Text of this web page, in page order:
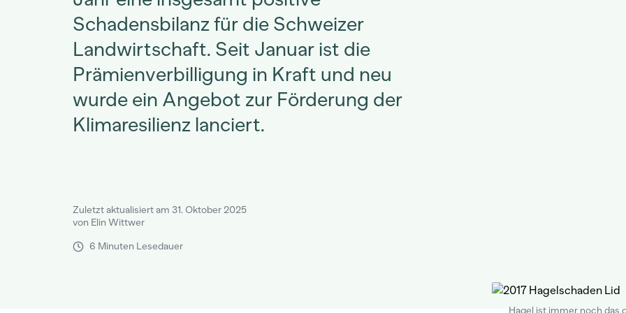
Schadensbilanz für die Schweizer
Landwirtschaft. Seit Januar ist die
Prämienverbilligung in Kraft und neu
wurde ein Angebot zur Förderung der
Klimaresilienz lanciert.
Zuletzt aktualisiert am 31. Oktober 2025
von Elin Wittwer
6 Minuten Lesedauer
Hagel ist immer noch das